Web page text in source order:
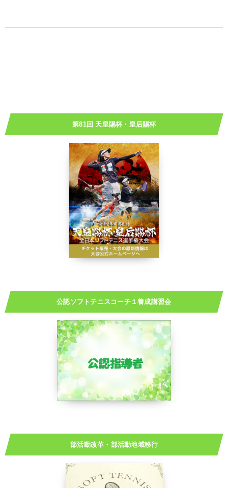
第81回 天皇賜杯・皇后賜杯
公認ソフトテニスコーチ１養成講習会
部活動改革・部活動地域移行